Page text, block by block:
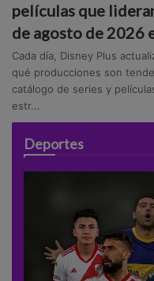
películas que
de agosto de 2026
Cada día, Disney Plus
qué producciones son
catálogo de series y
estr...
Deportes